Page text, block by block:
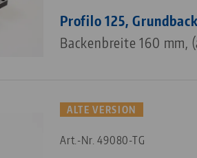
Profilo 125,
Backenbreite 160 mm,
ALTE VERSION
Art.-Nr. 49080-TG